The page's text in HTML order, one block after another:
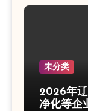
未分类
2026年
净化等企